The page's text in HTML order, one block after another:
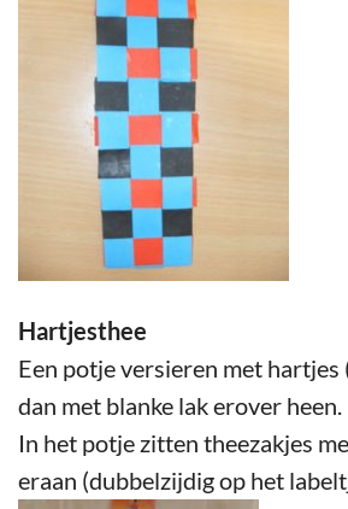
Hartjesthee
Een potje versieren met
dan met blanke lak erover heen.
In het potje zitten theezakjes
eraan (dubbelzijdig op het